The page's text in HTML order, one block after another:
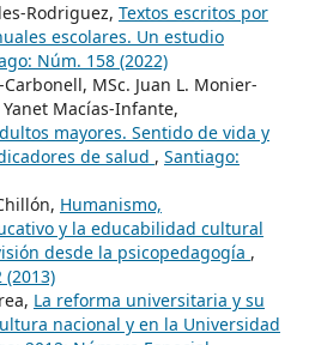
Rodriguez, Textos escritos por
escolares. Un estudio
Núm. 158 (2022)
MSc. Juan L. Monier-
Macías-Infante,
mayores. Sentido de vida y
de salud , Santiago:
Humanismo,
y la educabilidad cultural
desde la psicopedagogía ,
La reforma universitaria y su
nacional y en la Universidad